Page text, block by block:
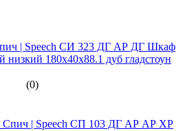
| Speech СИ 323 ДГ АР ДГ Шкаф
низкий 180x40x88.1 дуб гладстоун
(0)